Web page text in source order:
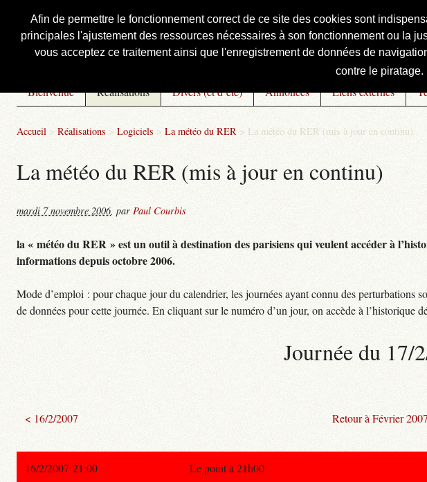
Afin de permettre le fonctionnement correct de ce site des cookies sont
principales l'ajustement des ressources nécessaires à son fonctionnement ou la
vous acceptez ce traitement ainsi que l'enregistrement de données de
contre le piratage.
Courbis, « LE » Blog Officiel
Bienvenue Réalisations Divers (et d’été) Annonces Liens externes
Accueil > Réalisations > Logiciels > La météo du RER > La météo du RER (mis à jour en continu)
La météo du RER (mis à jour en continu)
mardi 7 novembre 2006, par Paul Courbis
la « météo du RER » est un outil à destination des parisiens qui veulent accéder à
informations depuis octobre 2006.
Mode d’emploi : pour chaque jour du calendrier, les journées ayant connu des perturbations
de données pour cette journée. En cliquant sur le numéro d’un jour, on accède à l’historique
Journée du 17/
< 16/2/2007 Retour à Février
16/2/2007 21:00 Le point à 21h00